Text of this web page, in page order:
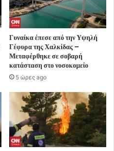
Γυναίκα έπεσε από την Υψηλή
Γέφυρα της Χαλκίδας –
Μεταφέρθηκε σε σοβαρή
κατάσταση στο νοσοκομείο
5 ώρες ago